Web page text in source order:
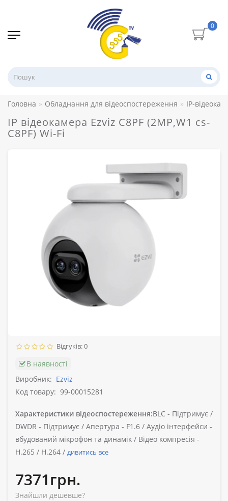
0
Головна Обладнання для відеоспостереження IP-
IP відеокамера Ezviz C8PF (2MP,W1 cs-
C8PF) Wi-Fi
Відгуків: 0
В наявності
Виробник: Ezviz
Код товару: 99-00015281
Характеристики відеоспостереження:BLC - Підтримує /
DWDR - Підтримує / Апертура - F1.6 / Аудіо інтерфейси -
вбудований мікрофон та динамік / Відео компресія -
H.265 / H.264 / дивитись все
7371грн.
Знайшли дешевше?